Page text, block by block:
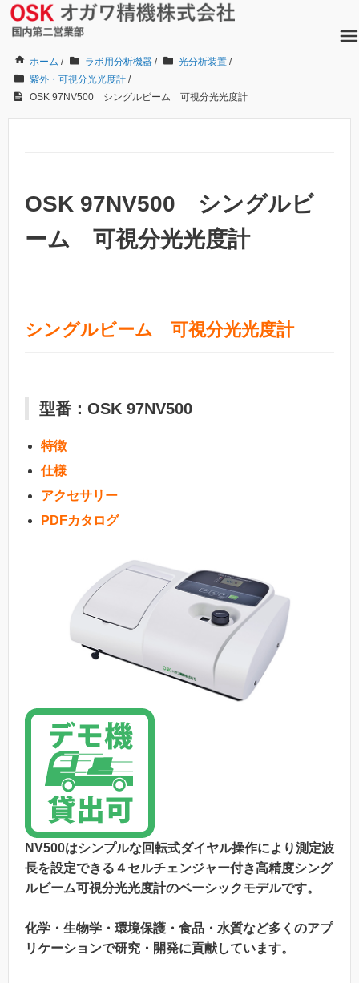
ホーム / ラボ用分析機器 / 光分析装置 /
紫外・可視分光光度計 /
OSK 97NV500 シングルビーム 可視分光光度計
OSK 97NV500 シングルビ
ーム 可視分光光度計
シングルビーム 可視分光光度計
型番：OSK 97NV500
特徴
仕様
アクセサリー
PDFカタログ
NV500はシンプルな回転式ダイヤル操作により測定波
長を設定できる４セルチェンジャー付き高精度シング
ルビーム可視分光光度計のベーシックモデルです。
化学・生物学・環境保護・食品・水質など多くのアプ
リケーションで研究・開発に貢献しています。